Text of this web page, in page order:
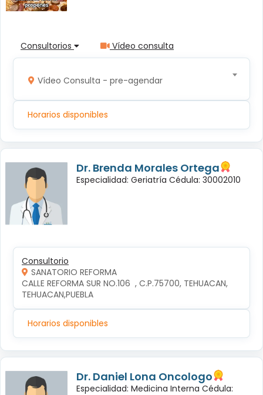
Consultorios Vídeo consulta
Vídeo Consulta - pre-agendar
Horarios disponibles
Dr. Brenda Morales Ortega
Especialidad: Geriatría Cédula: 30002010
Consultorio
SANATORIO REFORMA
CALLE REFORMA SUR NO.106  , C.P.75700, TEHUACAN,
TEHUACAN,PUEBLA
Horarios disponibles
Dr. Daniel Lona Oncologo
Especialidad: Medicina Interna Cédula: